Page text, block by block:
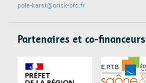
pole-karst@orisk-bfc.fr
Partenaires et co-financeurs